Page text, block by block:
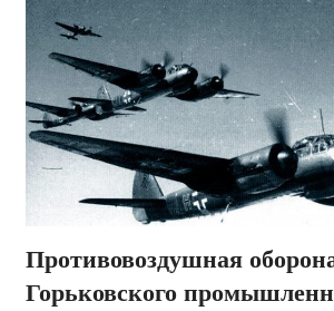
Противовоздушная
Горьковского